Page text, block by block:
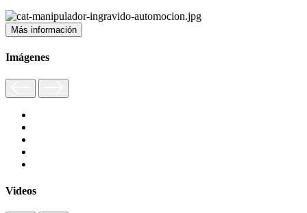
Más información
Imágenes
Videos